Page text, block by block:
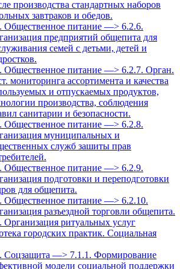
производства стандартных наборов
завтраков и обедов.
Общественное питание —> 6.2.6.
предприятий общепита для
семей с детьми, детей и
Общественное питание —> 6.2.7. Орган.
мониторинга ассортимента и качества
и отпускаемых продуктов,
производства, соблюдения
санитарии и безопасности.
Общественное питание —> 6.2.8.
муниципальных и
служб зашиты прав
Общественное питание —> 6.2.9.
подготовки и переподготовки
для общепита.
Общественное питание —> 6.2.10.
разъездной торговли общепита.
Организация ритуальных услуг
городских практик. Социальная
Соцзащита —> 7.1.1. Формирование
модели социальной поддержки